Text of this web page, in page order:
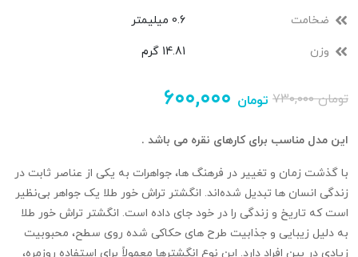
ضخامت 0.6 میلیمتر
وزن 14.81 گرم
۷۳۰,۰۰۰تومان ۶۰۰,۰۰۰ تومان
این مدل مناسب برای کارهای نقره می باشد .
با گذشت زمان و تغییر در فرهنگ‌ ها، جواهرات به یکی از عناصر ثابت در
زندگی انسان‌ ها تبدیل شده‌اند. انگشتر تراش خور طلا یک جواهر بی‌نظیر
است که تاریخ و زندگی را در خود جای داده است. انگشتر تراش‌ خور طلا
به دلیل زیبایی و جذابیت طرح‌ های حکاکی شده روی سطح، محبوبیت
زیادی در بین افراد دارد. این نوع انگشترها معمولاً برای استفاده روزمره،